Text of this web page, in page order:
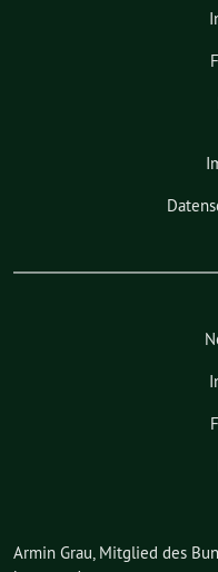
Armin Grau, Mitglied des